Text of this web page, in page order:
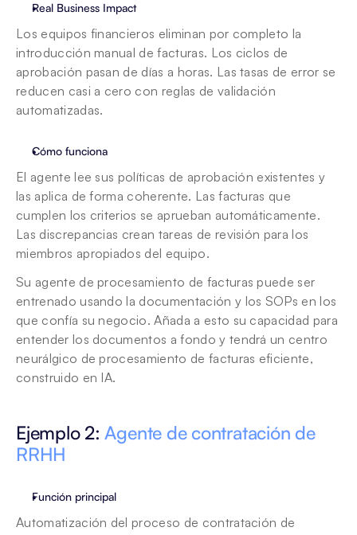
Real Business Impact
Los equipos financieros eliminan por completo la
introducción manual de facturas. Los ciclos de
aprobación pasan de días a horas. Las tasas de error se
reducen casi a cero con reglas de validación
automatizadas.
Cómo funciona
El agente lee sus políticas de aprobación existentes y
las aplica de forma coherente. Las facturas que
cumplen los criterios se aprueban automáticamente.
Las discrepancias crean tareas de revisión para los
miembros apropiados del equipo.
Su agente de procesamiento de facturas puede ser
entrenado usando la documentación y los SOPs en los
que confía su negocio. Añada a esto su capacidad para
entender los documentos a fondo y tendrá un centro
neurálgico de procesamiento de facturas eficiente,
construido en IA.
Ejemplo 2: Agente de contratación de
RRHH
Función principal
Automatización del proceso de contratación de